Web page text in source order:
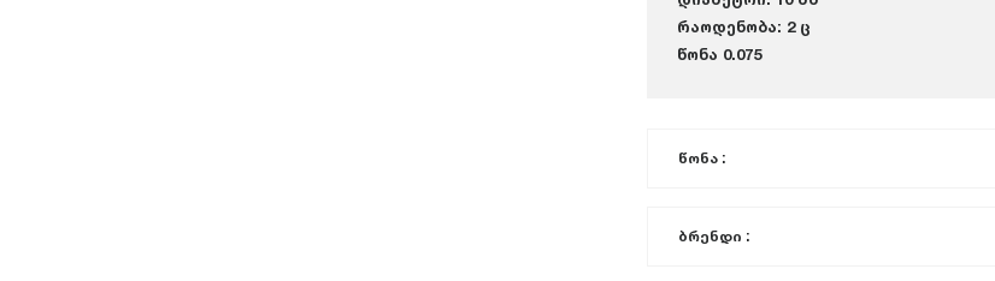
რაოდენობა: 2 ც
წონა 0.075
წონა :
ბრენდი :